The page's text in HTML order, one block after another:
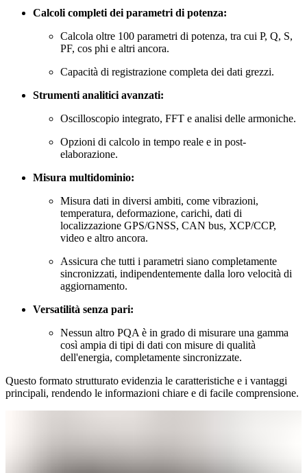
Calcoli completi dei parametri di potenza:
Calcola oltre 100 parametri di potenza, tra cui P, Q, S,
PF, cos phi e altri ancora.
Capacità di registrazione completa dei dati grezzi.
Strumenti analitici avanzati:
Oscilloscopio integrato, FFT e analisi delle armoniche.
Opzioni di calcolo in tempo reale e in post-
elaborazione.
Misura multidominio:
Misura dati in diversi ambiti, come vibrazioni,
temperatura, deformazione, carichi, dati di
localizzazione GPS/GNSS, CAN bus, XCP/CCP,
video e altro ancora.
Assicura che tutti i parametri siano completamente
sincronizzati, indipendentemente dalla loro velocità di
aggiornamento.
Versatilità senza pari:
Nessun altro PQA è in grado di misurare una gamma
così ampia di tipi di dati con misure di qualità
dell'energia, completamente sincronizzate.
Questo formato strutturato evidenzia le caratteristiche e i vantaggi
principali, rendendo le informazioni chiare e di facile comprensione.